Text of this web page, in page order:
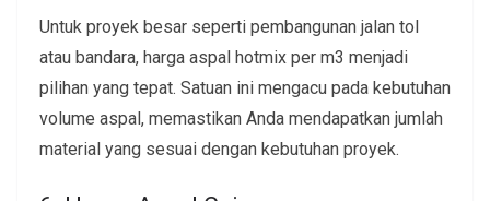
Untuk proyek besar seperti pembangunan jalan tol
atau bandara, harga aspal hotmix per m3 menjadi
pilihan yang tepat. Satuan ini mengacu pada kebutuhan
volume aspal, memastikan Anda mendapatkan jumlah
material yang sesuai dengan kebutuhan proyek.